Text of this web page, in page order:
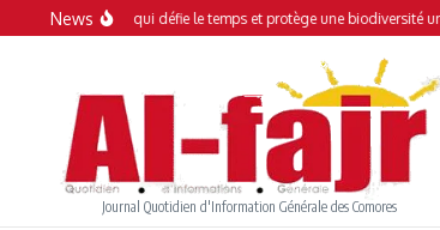
Aller au contenu
News
mangrove qui défie le temps et protège une biodiversité unique
Journal Quotidien d'Information Générale des Comores